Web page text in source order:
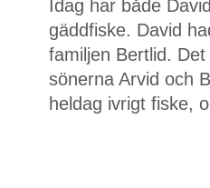
Idag har både
gäddfiske. David
familjen Bertlid.
sönerna Arvid och
heldag ivrigt fiske,